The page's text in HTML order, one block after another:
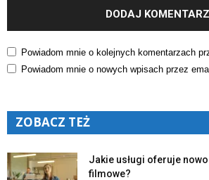
Powiadom mnie o kolejnych komentarzach
Powiadom mnie o nowych wpisach przez
ZOBACZ TEŻ
Jakie usługi oferuje
filmowe?